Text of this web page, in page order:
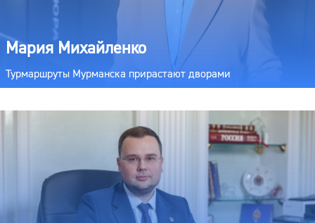
Мария Михайленко
Турмаршруты Мурманска прирастают дворами